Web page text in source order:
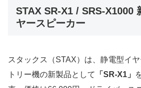
STAX SR-X1 / SRS-X1000
ヤースピーカー
スタックス（STAX）は、静電型イ
トリー機の新製品として
「SR-X1」